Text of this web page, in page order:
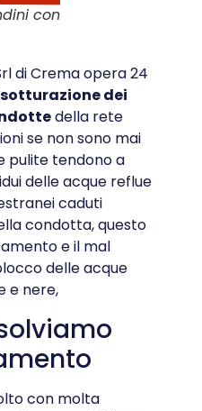
con
di Crema opera 24
dei
della rete
se non sono mai
pulite tendono a
delle acque reflue
caduti
condotta, questo
e il mal
delle acque
e nere,
con molta